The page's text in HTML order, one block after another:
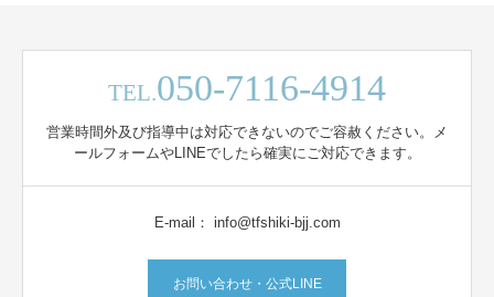
TEL.050-7116-4914
営業時間外及び指導中は対応できないのでご容赦ください。メ
ールフォームやLINEでしたら確実にご対応できます。
E-mail： info@tfshiki-bjj.com
お問い合わせ・公式LINE